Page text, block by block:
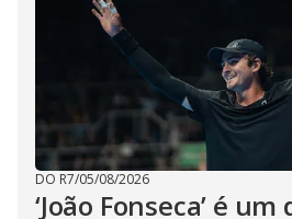
DO R7/05/08/2026
‘João Fonseca’ é